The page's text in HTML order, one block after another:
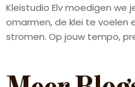
Kleistudio Elv moedigen we
omarmen, de klei te
stromen. Op jouw tempo,